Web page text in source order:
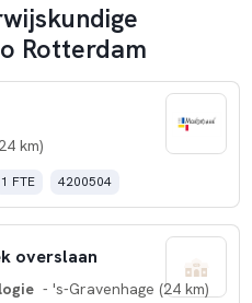
Rotterdam
km)
1 FTE 4200504
overslaan
- 's-Gravenhage (24 km)